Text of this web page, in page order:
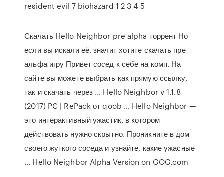
resident evil 7 biohazard 1 2 3 4 5
Скачать Hello Neighbor pre alpha торрент Но
если вы искали её, значит хотите скачать пре
альфа игру Привет сосед к себе на комп. На
сайте вы можете выбрать как прямую ссылку,
так и скачать через … Hello Neighbor v 1.1.8
(2017) PC | RePack от qoob … Hello Neighbor —
это интерактивный ужастик, в котором
действовать нужно скрытно. Проникните в дом
своего жуткого соседа и узнайте, какие ужасные
… Hello Neighbor Alpha Version on GOG.com